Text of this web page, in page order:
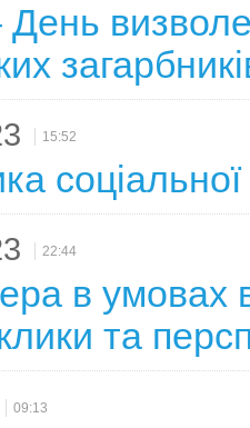
День
15:52
22:44
в умовах
та
09:13